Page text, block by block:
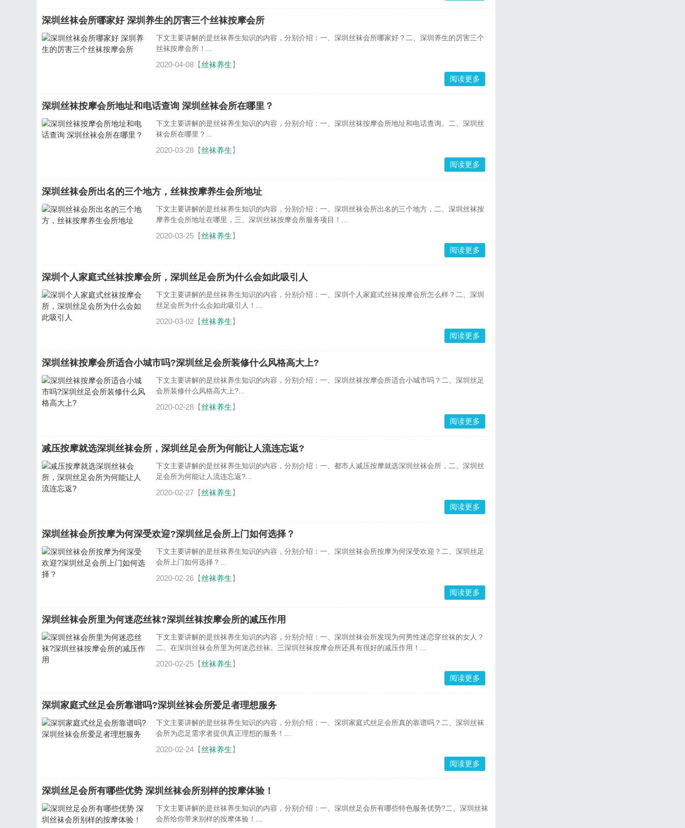
深圳丝袜会所哪家好 深圳养生的厉害三个丝袜按摩会所
下文主要讲解的是丝袜养生知识的内容，分别介绍：一、深圳丝袜会所哪家好？二、深圳养生的厉害三个
丝袜按摩会所！...
2020-04-08【丝袜养生】
阅读更多
深圳丝袜按摩会所地址和电话查询 深圳丝袜会所在哪里？
下文主要讲解的是丝袜养生知识的内容，分别介绍：一、深圳丝袜按摩会所地址和电话查询。二、深圳丝
袜会所在哪里？...
2020-03-28【丝袜养生】
阅读更多
深圳丝袜会所出名的三个地方，丝袜按摩养生会所地址
下文主要讲解的是丝袜养生知识的内容，分别介绍：一、深圳丝袜会所出名的三个地方，二、深圳丝袜按
摩养生会所地址在哪里，三、深圳丝袜按摩会所服务项目！...
2020-03-25【丝袜养生】
阅读更多
深圳个人家庭式丝袜按摩会所，深圳丝足会所为什么会如此吸引人
下文主要讲解的是丝袜养生知识的内容，分别介绍：一、深圳个人家庭式丝袜按摩会所怎么样？二、深圳
丝足会所为什么会如此吸引人！...
2020-03-02【丝袜养生】
阅读更多
深圳丝袜按摩会所适合小城市吗?深圳丝足会所装修什么风格高大上?
下文主要讲解的是丝袜养生知识的内容，分别介绍：一、深圳丝袜按摩会所适合小城市吗？二、深圳丝足
会所装修什么风格高大上?...
2020-02-28【丝袜养生】
阅读更多
减压按摩就选深圳丝袜会所，深圳丝足会所为何能让人流连忘返?
下文主要讲解的是丝袜养生知识的内容，分别介绍：一、都市人减压按摩就选深圳丝袜会所，二、深圳丝
足会所为何能让人流连忘返?...
2020-02-27【丝袜养生】
阅读更多
深圳丝袜会所按摩为何深受欢迎?深圳丝足会所上门如何选择？
下文主要讲解的是丝袜养生知识的内容，分别介绍：一、深圳丝袜会所按摩为何深受欢迎？二、深圳丝足
会所上门如何选择？...
2020-02-26【丝袜养生】
阅读更多
深圳丝袜会所里为何迷恋丝袜?深圳丝袜按摩会所的减压作用
下文主要讲解的是丝袜养生知识的内容，分别介绍：一、深圳丝袜会所发现为何男性迷恋穿丝袜的女人？
二、在深圳丝袜会所里为何迷恋丝袜。三深圳丝袜按摩会所还具有很好的减压作用！...
2020-02-25【丝袜养生】
阅读更多
深圳家庭式丝足会所靠谱吗?深圳丝袜会所爱足者理想服务
下文主要讲解的是丝袜养生知识的内容，分别介绍：一、深圳家庭式丝足会所真的靠谱吗？二、深圳丝袜
会所为恋足需求者提供真正理想的服务！...
2020-02-24【丝袜养生】
阅读更多
深圳丝足会所有哪些优势 深圳丝袜会所别样的按摩体验！
下文主要讲解的是丝袜养生知识的内容，分别介绍：一、深圳丝足会所有哪些特色服务优势?二、深圳丝袜
会所给你带来别样的按摩体验！...